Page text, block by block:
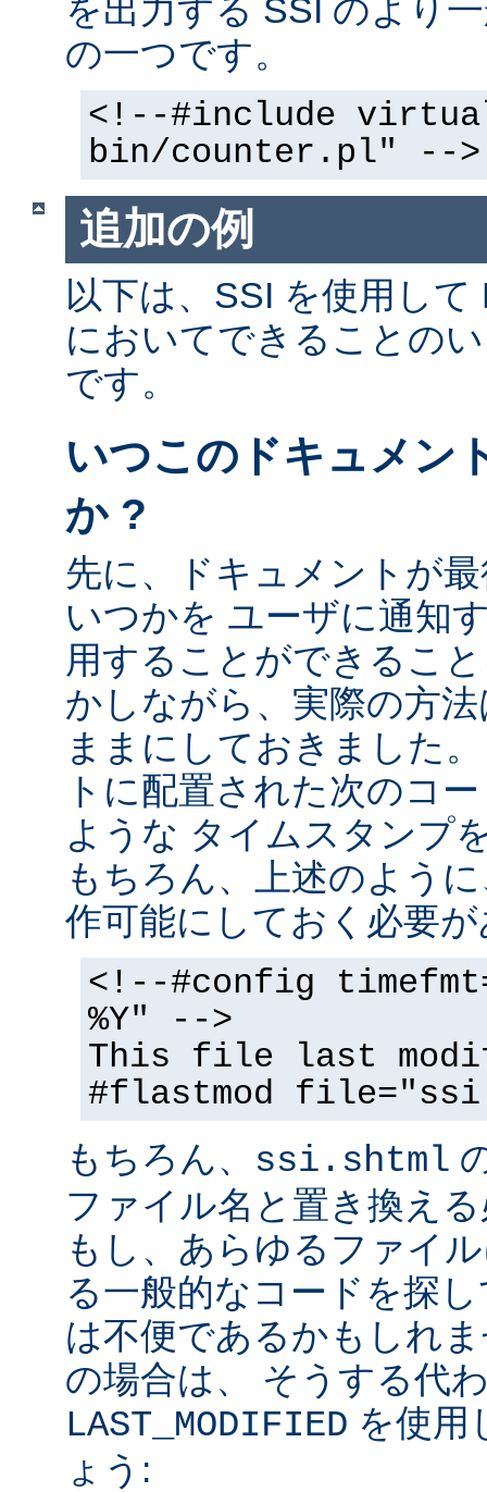
を出力する SSI のより
の一つです。
<!--#include
bin/counter.pl" -->
追加の例
以下は、SSI を使用し
においてできることの
です。
いつこのドキュメン
か ?
先に、ドキュメントが
いつかを ユーザに通知
用することができるこ
かしながら、実際の方
ままにしておきました
トに配置された次のコ
ような タイムスタンプ
もちろん、上述のよう
作可能にしておく必要
<!--#config
%Y" -->
This file last
#flastmod
もちろん、 ssi.shtml
ファイル名と置き換え
もし、あらゆるファイ
る一般的なコードを探
は不便であるかもしれ
の場合は、 そうする代
LAST_MODIFIED を使用
ょう: